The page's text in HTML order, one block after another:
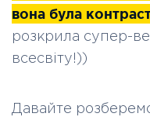
вона була
розкрила супер-
всесвіту!))
Давайте